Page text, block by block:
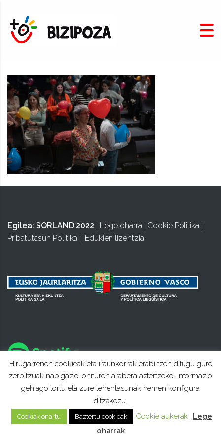
Egilea: SORLAND 2022 Lege oharra Cookie Politika
Pribatutasun Politika
Edukien lizentzia
Hirugarrenen cookieak eta iraunkorrak erabiltzen ditugu gure
zerbitzuak nabigazio-ohituren arabera aztertzeko. Informazio
gehiago lortu eta zure lehentasunak hemen konfigura
ditzakezu.
Cookiak onartu Baztertu cookieak Cookie aukerak
Lege
oharrak